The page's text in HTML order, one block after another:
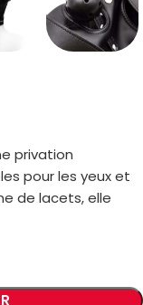
privation
pour les yeux et
de lacets, elle